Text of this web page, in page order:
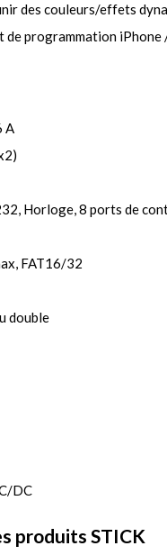
des couleurs/effets
de programmation
A
Horloge, 8 ports de
FAT16/32
double
DC
produits STICK